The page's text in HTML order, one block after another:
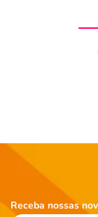
Receba nossas